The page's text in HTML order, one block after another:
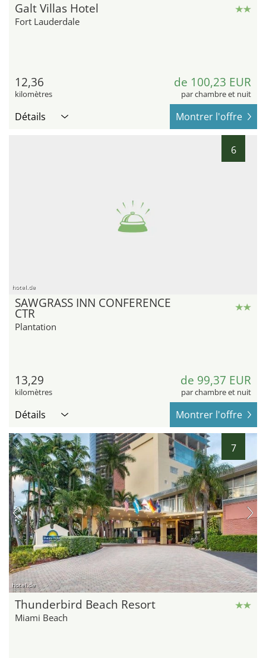
Galt Villas Hotel
Fort Lauderdale
12,36
kilomètres
de 100,23 EUR
par chambre et nuit
Détails Montrer l'offre
6
hotel.de
SAWGRASS INN CONFERENCE
CTR
Plantation
13,29
kilomètres
de 99,37 EUR
par chambre et nuit
Détails Montrer l'offre
7
hotel.de
Thunderbird Beach Resort
Miami Beach